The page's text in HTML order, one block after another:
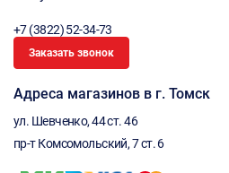
+7 (3822) 52-34-73
Заказать звонок
Адреса магазинов в г. Томск
ул. Шевченко, 44 ст. 46
пр-т Комсомольский, 7 ст. 6